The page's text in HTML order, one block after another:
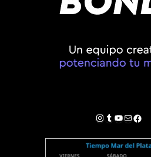
Instagram
Tumblr
YouTube
Correo